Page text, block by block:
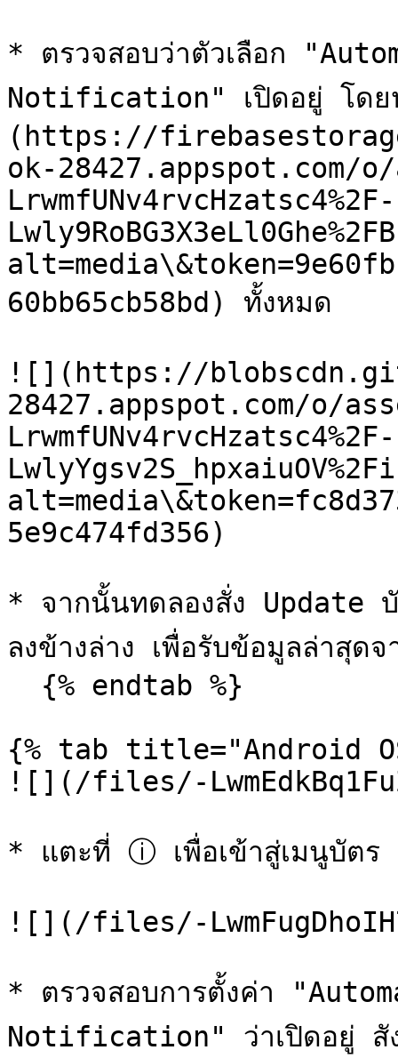
* ตรวจสอบว่าตัวเลือก
Notification" เปิดอยู่ โดย
(https://
ok-28427.appspot.com/o/
60bb65cb58bd) ทั้งหมด
![](https://
28427.appspot.com/o/
5e9c474fd356)
* จากนั้นทดลองสั่ง Update บั
ลงข้างล่าง เพื่อรับข้อมูลล่าสุดจ
{% tab title="Android
![](/files/-
* แตะที่ ⓘ เพื่อเข้าสู่เมนูบัตร
![](/files/-
* ตรวจสอบการตั้งค่า
Notification" ว่าเปิดอยู่ สัง